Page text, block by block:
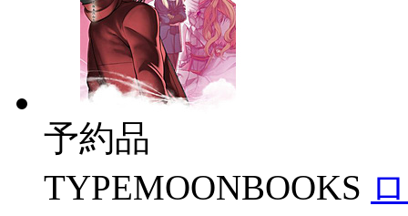
予約品
TYPEMOONBOOKS